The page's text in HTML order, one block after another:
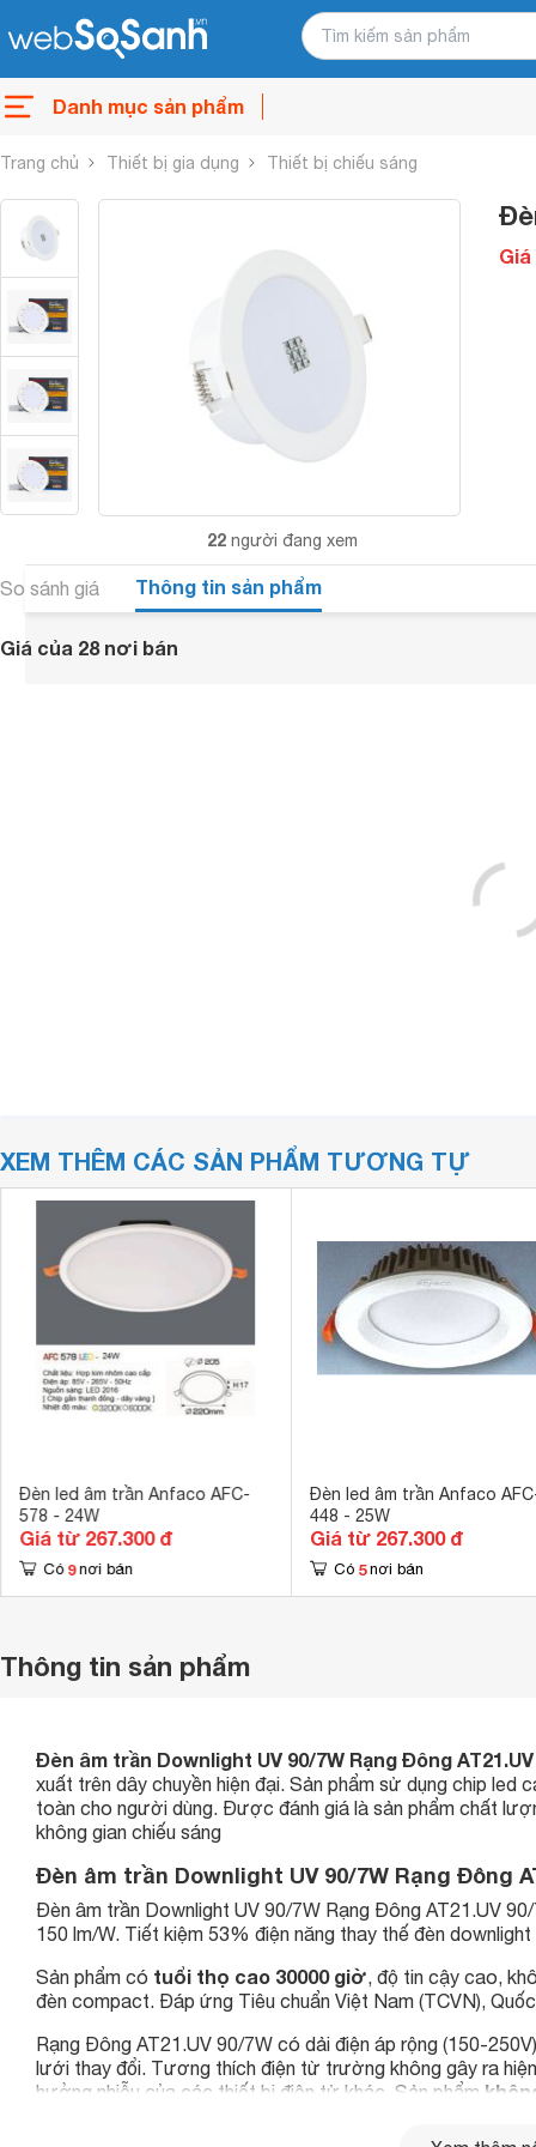
Danh mục sản phẩm
Trang chủ Thiết bị gia dụng Thiết bị chiếu sáng
22 người đang xem
So sánh giá Thông tin sản phẩm
Giá của 28 nơi bán
XEM THÊM CÁC SẢN PHẨM TƯƠNG TỰ
Đèn led âm trần Anfaco AFC-
578 - 24W
Giá từ 267.300 đ
Có 9 nơi bán
Đèn led âm trần Anfaco
448 - 25W
Giá từ 267.300 đ
Có 5 nơi bán
Thông tin sản phẩm
Đèn âm trần Downlight UV 90/7W Rạng Đông
xuất trên dây chuyền hiện đại. Sản phẩm sử dụng chip led
toàn cho người dùng. Được đánh giá là sản phẩm chất
không gian chiếu sáng
Đèn âm trần Downlight UV 90/7W Rạng Đông
Đèn âm trần Downlight UV 90/7W Rạng Đông AT21.UV
150 lm/W. Tiết kiệm 53% điện năng thay thế đèn
Sản phẩm có tuổi thọ cao 30000 giờ, độ tin cậy cao,
đèn compact. Đáp ứng Tiêu chuẩn Việt Nam (TCVN),
Rạng Đông AT21.UV 90/7W có dải điện áp rộng (150-
lưới thay đổi. Tương thích điện từ trường không gây ra
hưởng nhiễu của các thiết bị điện tử khác. Sản phẩm